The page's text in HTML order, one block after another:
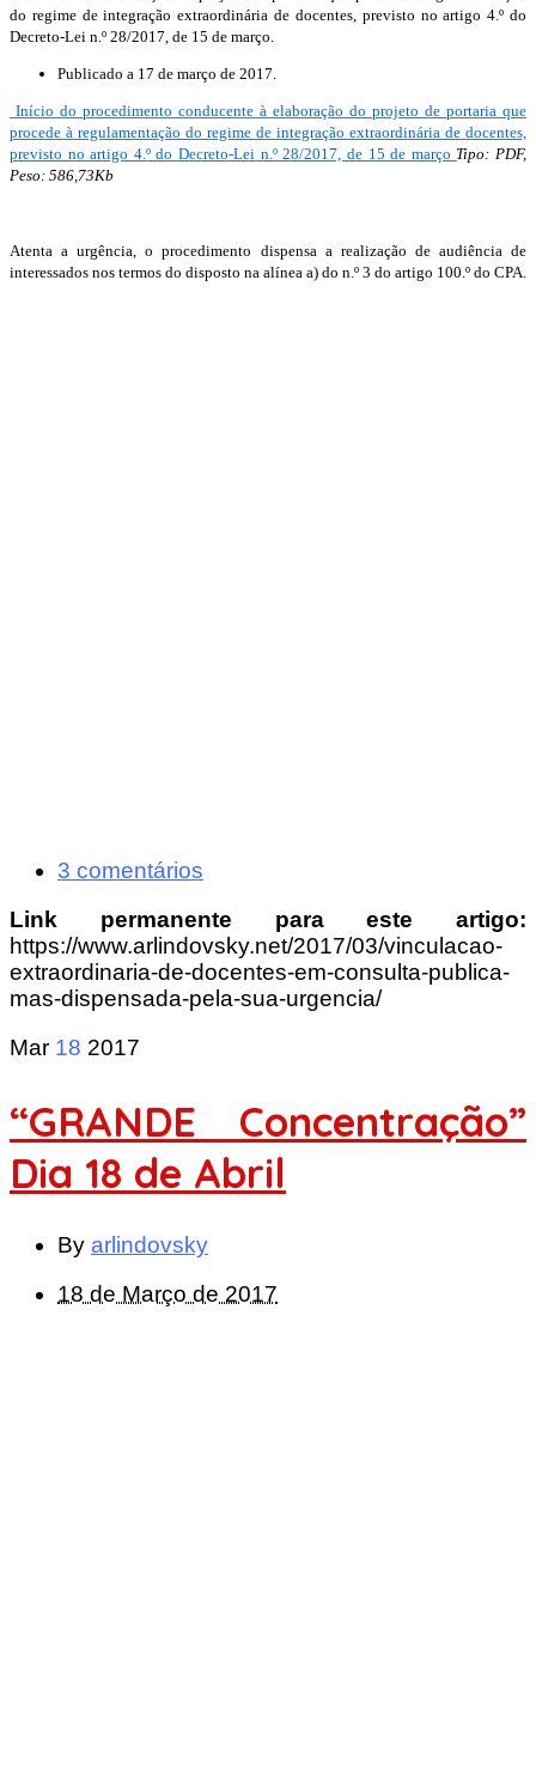
do regime de integração extraordinária de docentes, previsto no artigo 4.º do
Decreto-Lei n.º 28/2017, de 15 de março.
Publicado a 17 de março de 2017.
Início do procedimento conducente à elaboração do projeto de portaria que
procede à regulamentação do regime de integração extraordinária de docentes,
previsto no artigo 4.º do Decreto-Lei n.º 28/2017, de 15 de março Tipo: PDF,
Peso: 586,73Kb
Atenta a urgência, o procedimento dispensa a realização de audiência de
interessados nos termos do disposto na alínea a) do n.º 3 do artigo 100.º do CPA.
3 comentários
Link permanente para este artigo:
https://www.arlindovsky.net/2017/03/vinculacao-
extraordinaria-de-docentes-em-consulta-publica-
mas-dispensada-pela-sua-urgencia/
Mar 18 2017
“GRANDE Concentração”
Dia 18 de Abril
By arlindovsky
18 de Março de 2017